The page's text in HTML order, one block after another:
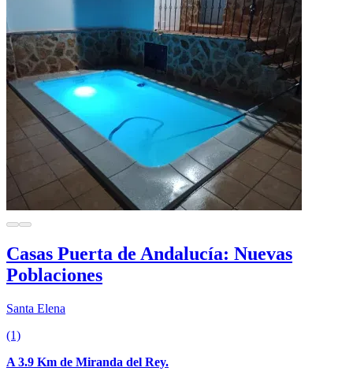
Casas Puerta de Andalucía: Nuevas
Poblaciones
Santa Elena
(1)
A 3.9 Km de Miranda del Rey.